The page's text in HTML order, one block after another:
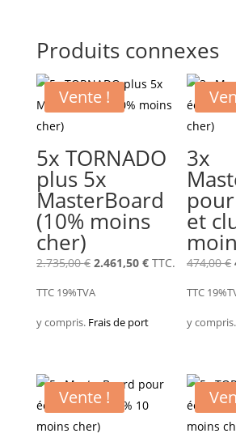
Produits connexes
Vente !
5x TORNADO
plus 5x
MasterBoard
(10% moins
cher)
2.735,00€ Le
était
2.735,00 €.
2.461,50 €Le
est
2.461,50 €.
TTC.
TTC 19%TVA
y compris. Frais de port
3x
et
474,00€
TTC
y compris.
Vente !